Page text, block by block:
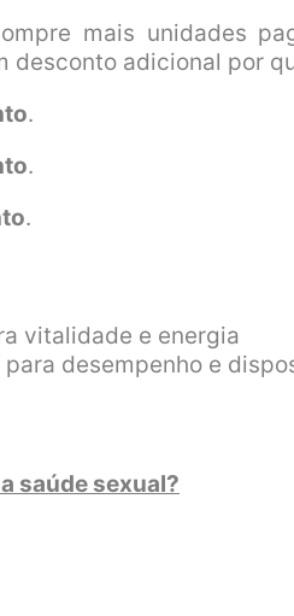
mais unidades
adicional por
.
.
.
vitalidade e energia
desempenho e
saúde sexual?